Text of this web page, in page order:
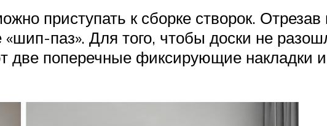
приступать к сборке створок.
паз». Для того, чтобы доски не
две поперечные фиксирующие накладки